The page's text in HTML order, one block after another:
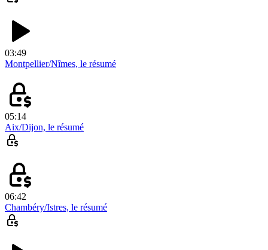
03:49
Montpellier/Nîmes, le résumé
05:14
Aix/Dijon, le résumé
06:42
Chambéry/Istres, le résumé